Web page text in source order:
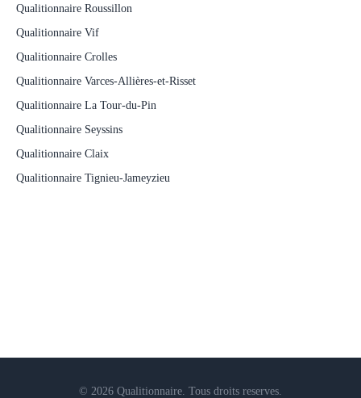
Qualitionnaire Roussillon
Qualitionnaire Vif
Qualitionnaire Crolles
Qualitionnaire Varces-Allières-et-Risset
Qualitionnaire La Tour-du-Pin
Qualitionnaire Seyssins
Qualitionnaire Claix
Qualitionnaire Tignieu-Jameyzieu
© 2026 Qualitionnaire. Tous droits reserves.